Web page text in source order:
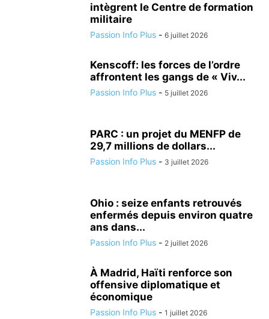
intègrent le Centre de formation
militaire
Passion Info Plus - 6 juillet 2026
Kenscoff: les forces de l’ordre
affrontent les gangs de « Viv...
Passion Info Plus - 5 juillet 2026
PARC : un projet du MENFP de
29,7 millions de dollars...
Passion Info Plus - 3 juillet 2026
Ohio : seize enfants retrouvés
enfermés depuis environ quatre
ans dans...
Passion Info Plus - 2 juillet 2026
À Madrid, Haïti renforce son
offensive diplomatique et
économique
Passion Info Plus - 1 juillet 2026